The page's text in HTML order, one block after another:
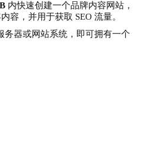
内快速创建一个品牌内容网站，
容，并用于获取 SEO 流量。
务器或网站系统，即可拥有一个